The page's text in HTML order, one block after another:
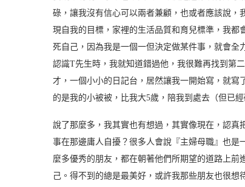
碌，讓我沒有信心可以兩者兼顧，也或者應該說
現自我的目標，家裡的生活品質和育兒標準，我
死自己，因為我是一個一但決定做某件事，就會全
認識T先生時，我就知道錯過他，我很難再找到第
才，一個小小的日記台，居然讓我一開始寫，就
的是我的小被被，比我大5歲，陪我到處去（但已經
說了那麼多，我其實也有想過，其實像現在，認
事在那邊庸人自擾？很多人會說『主婦母職』也
麼多優秀的朋友，都在朝著他們所期望的道路上
己。得不到的總是最美好，或許我那些朋友也很